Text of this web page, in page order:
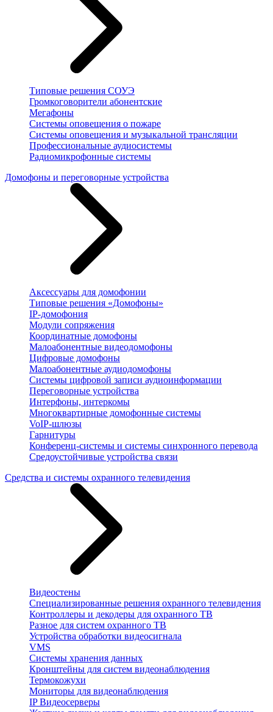
Типовые решения СОУЭ
Громкоговорители абонентские
Мегафоны
Системы оповещения о пожаре
Системы оповещения и музыкальной трансляции
Профессиональные аудиосистемы
Радиомикрофонные системы
Домофоны и переговорные устройства
Аксессуары для домофонии
Типовые решения «Домофоны»
IP-домофония
Модули сопряжения
Координатные домофоны
Малоабонентные видеодомофоны
Цифровые домофоны
Малоабонентные аудиодомофоны
Системы цифровой записи аудиоинформации
Переговорные устройства
Интерфоны, интеркомы
Многоквартирные домофонные системы
VoIP-шлюзы
Гарнитуры
Конференц-системы и системы синхронного перевода
Средоустойчивые устройства связи
Средства и системы охранного телевидения
Видеостены
Специализированные решения охранного телевидения
Контроллеры и декодеры для охранного ТВ
Разное для систем охранного ТВ
Устройства обработки видеосигнала
VMS
Системы хранения данных
Кронштейны для систем видеонаблюдения
Термокожухи
Мониторы для видеонаблюдения
IP Видеосерверы